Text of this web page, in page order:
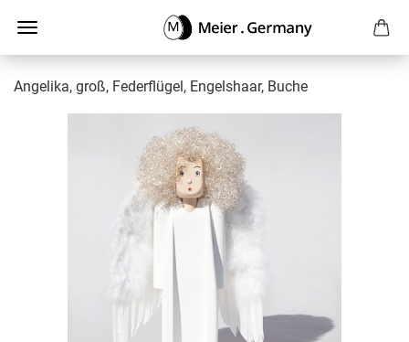
Angelika, groß, Federflügel, Engelshaar, Buche